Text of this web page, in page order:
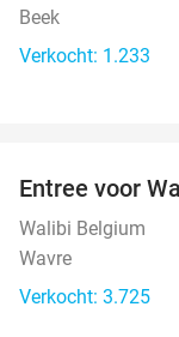
Beek
Verkocht: 1.233
Entree voor
Walibi Belgium
Wavre
Verkocht: 3.725